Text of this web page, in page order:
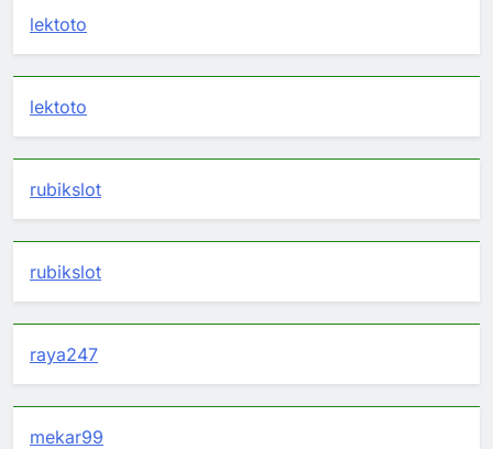
lektoto
lektoto
rubikslot
rubikslot
raya247
mekar99